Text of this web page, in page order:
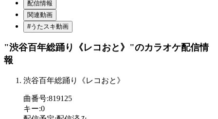
配信情報
関連動画
#うたスキ動画
"渋谷百年総踊り《レコおと》"のカラオケ配信情
報
渋谷百年総踊り《レコおと》
曲番号:819125
キー:0